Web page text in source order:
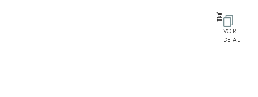
VOIR
DETAIL